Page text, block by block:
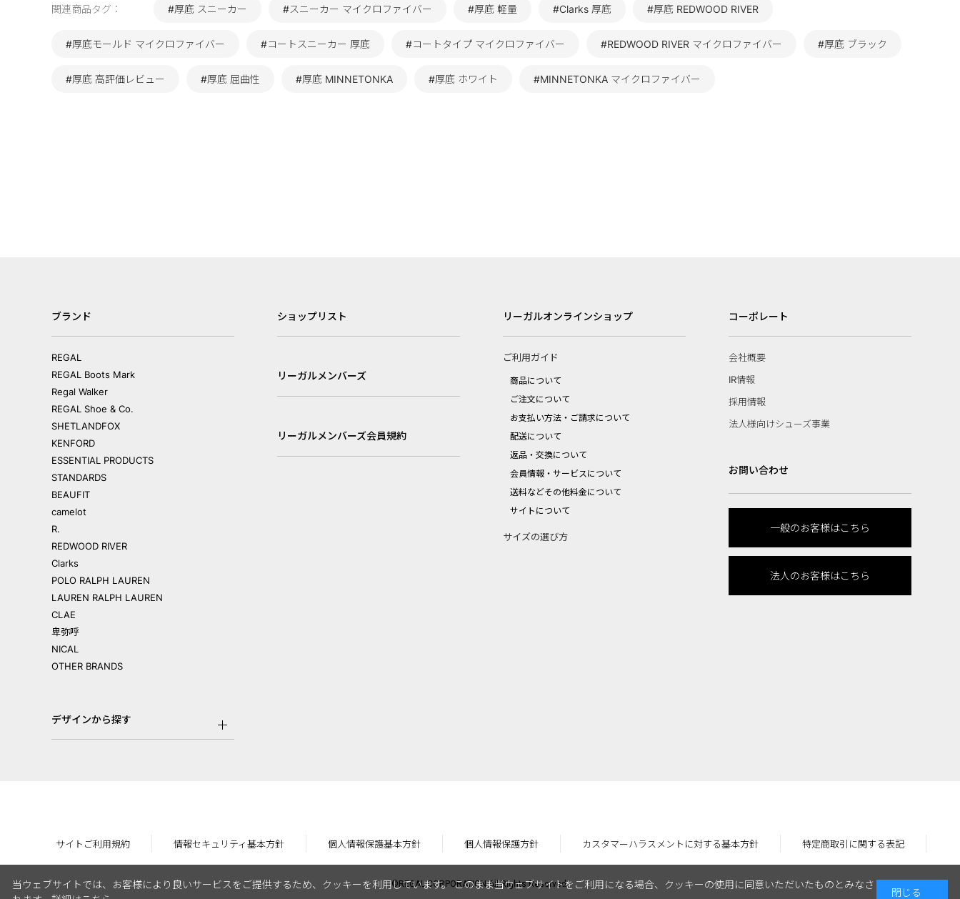
関連商品タグ： #厚底 スニーカー #スニーカー マイクロファイバー #厚底 軽量 #Clarks 厚底 #厚底 REDWOOD RIVER
#厚底モールド マイクロファイバー #コートスニーカー 厚底 #コートタイプ マイクロファイバー #REDWOOD RIVER マイクロファイバー #厚底 ブラック
#厚底 高評価レビュー #厚底 屈曲性 #厚底 MINNETONKA #厚底 ホワイト #MINNETONKA マイクロファイバー
ブランド
REGAL
REGAL Boots Mark
Regal Walker
REGAL Shoe & Co.
SHETLANDFOX
KENFORD
ESSENTIAL PRODUCTS
STANDARDS
BEAUFIT
camelot
R.
REDWOOD RIVER
Clarks
POLO RALPH LAUREN
LAUREN RALPH LAUREN
CLAE
卑弥呼
NICAL
OTHER BRANDS
デザインから探す
ショップリスト
リーガルメンバーズ
リーガルメンバーズ会員規約
リーガルオンラインショップ
ご利用ガイド
商品について
ご注文について
お支払い方法・ご請求について
配送について
返品・交換について
会員情報・サービスについて
送料などその他料金について
サイトについて
サイズの選び方
コーポレート
会社概要
IR情報
採用情報
法人様向けシューズ事業
お問い合わせ
一般のお客様はこちら
法人のお客様はこちら
サイトご利用規約 情報セキュリティ基本方針 個人情報保護基本方針 個人情報保護方針 カスタマーハラスメントに対する基本方針 特定商取引に関する表記
©REGAL CORPORATION All Rights Reserved.
当ウェブサイトでは、お客様により良いサービスをご提供するため、クッキーを利用しています。 このまま当ウェブサイトをご利用になる場合、クッキーの使用に同意いただいたものとみなさ
閉じる